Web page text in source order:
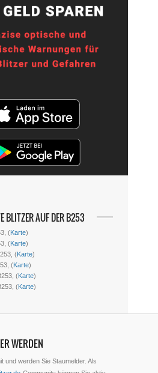
BLITZER AUF DER B253
(Karte)
(Karte)
(Karte)
(Karte)
(Karte)
(Karte)
WERDEN
und werden Sie Staumelder. Als